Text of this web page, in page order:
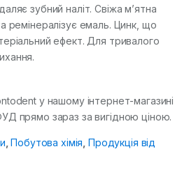
зубний наліт. Свіжа м’ятна
ремінералізує емаль. Цинк, що
ефект. Для тривалого
у нашому інтернет-магазині
прямо зараз за вигідною ціною.
, Побутова хімія, Продукція від